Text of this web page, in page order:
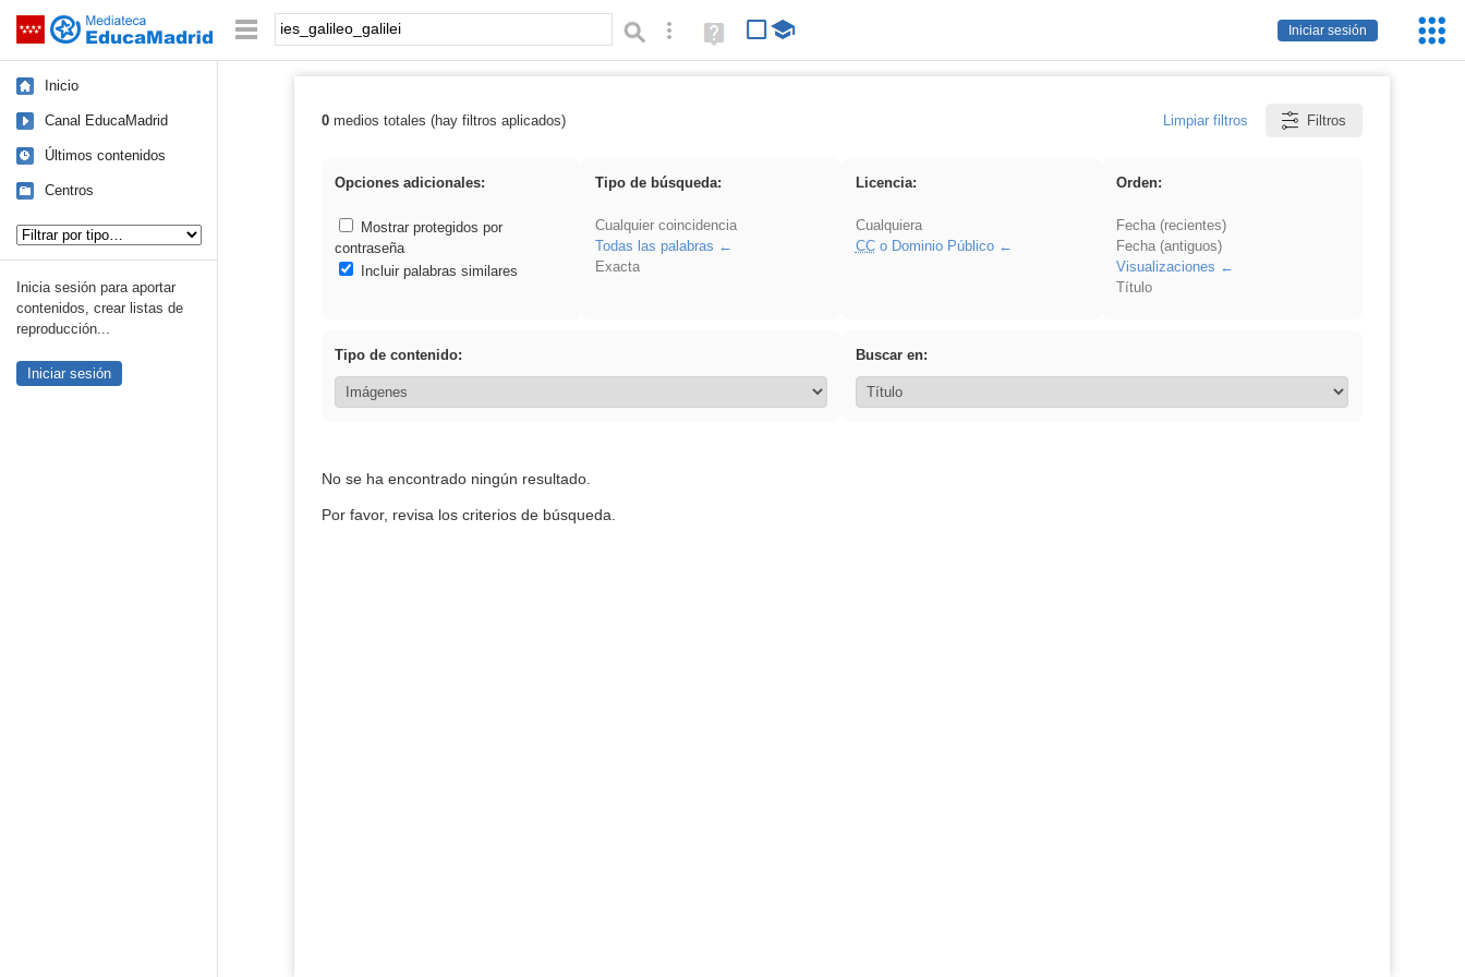
Saltar navegación
Iniciar sesión
Palabra o frase: Búsqueda avanzada
Ayuda
(en
Inicio
Canal EducaMadrid
Últimos contenidos
Centros
Inicia sesión para aportar
contenidos, crear listas de
reproducción...
Iniciar sesión
Resultados de: ies_galileo_galilei
0medios totales (hay filtros aplicados) Limpiar filtros Filtros
Opciones adicionales:
Mostrar protegidos por
contraseña
Incluir palabras similares
Tipo de búsqueda:
Cualquier coincidencia
Todas las palabras
Exacta
Licencia:
Cualquiera
CCo Dominio Público
Orden:
Fecha (recientes)
Fecha (antiguos)
Visualizaciones
Título
Tipo de contenido: Buscar en:
No se ha encontrado ningún resultado.
Por favor, revisa los criterios de búsqueda.